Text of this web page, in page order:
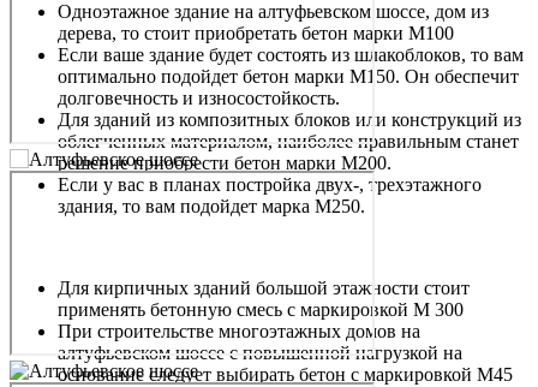
Одноэтажное здание на алтуфьевском шоссе, дом из
дерева, то стоит приобретать бетон марки М100
Если ваше здание будет состоять из шлакоблоков, то вам
оптимально подойдет бетон марки М150. Он обеспечит
долговечность и износостойкость.
Для зданий из композитных блоков или конструкций из
облегченных материалом, наиболее правильным станет
решение приобрести бетон марки М200.
Если у вас в планах постройка двух-, трехэтажного
здания, то вам подойдет марка М250.
Для кирпичных зданий большой этажности стоит
применять бетонную смесь с маркировкой М 300
При строительстве многоэтажных домов на
алтуфьевском шоссе с повышенной нагрузкой на
основание следует выбирать бетон с маркировкой М45